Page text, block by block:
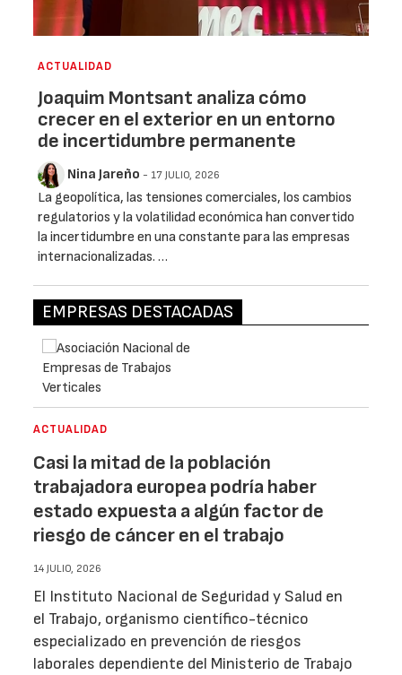
ACTUALIDAD
Joaquim Montsant analiza cómo
crecer en el exterior en un entorno
de incertidumbre permanente
Nina Jareño - 17 JULIO, 2026
La geopolítica, las tensiones comerciales, los cambios
regulatorios y la volatilidad económica han convertido
la incertidumbre en una constante para las empresas
internacionalizadas. …
EMPRESAS DESTACADAS
ACTUALIDAD
Casi la mitad de la población
trabajadora europea podría haber
estado expuesta a algún factor de
riesgo de cáncer en el trabajo
14 JULIO, 2026
El Instituto Nacional de Seguridad y Salud en
el Trabajo, organismo científico-técnico
especializado en prevención de riesgos
laborales dependiente del Ministerio de Trabajo